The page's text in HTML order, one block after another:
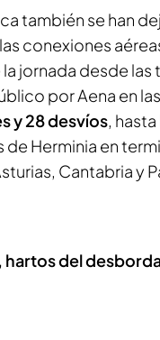
también se han
conexiones
jornada desde las
por Aena en
y 28 desvíos,
Herminia en
Cantabria y
hartos del